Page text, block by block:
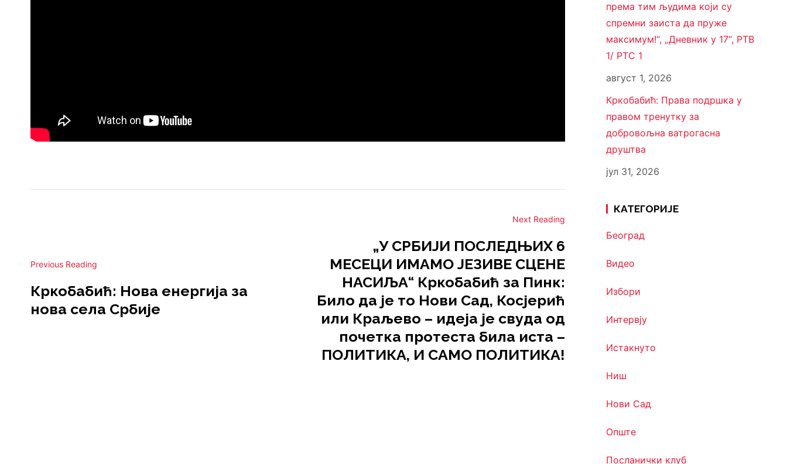
Previous Reading
Кркобабић: Нова енергија за
нова села Србије
Next Reading
„У СРБИЈИ ПОСЛЕДЊИХ 6
МЕСЕЦИ ИМАМО ЈЕЗИВЕ СЦЕНЕ
НАСИЉА“ Кркобабић за Пинк:
Било да је то Нови Сад, Косјерић
или Краљево – идеја је свуда од
почетка протеста била иста –
ПОЛИТИКА, И САМО ПОЛИТИКА!
према тим људима који су
спремни заиста да пруже
максимум!“, „Дневник у 17“, РТВ
1/ РТС 1
август 1, 2026
Кркобабић: Права подршка у
правом тренутку за
добровољна ватрогасна
друштва
јул 31, 2026
КАТЕГОРИЈЕ
Београд
Видео
Избори
Интервју
Истакнуто
Ниш
Нови Сад
Опште
Посланички клуб